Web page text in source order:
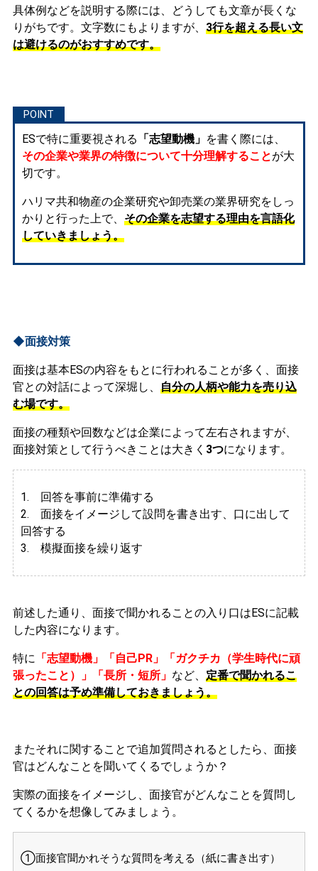
具体例などを説明する際には、どうしても文章が長くな
りがちです。文字数にもよりますが、 3行を超える長い文
は避けるのがおすすめです。
ESで特に重要視される 「志望動機」 を書く際には、
その企業や業界の特徴について十分理解することが大
切です。
ハリマ共和物産の企業研究や卸売業の業界研究をしっ
かりと行った上で、 その企業を志望する理由を言語化
していきましょう。
◆面接対策
面接は基本ESの内容をもとに行われることが多く、面接
官との対話によって深堀し、 自分の人柄や能力を売り込
む場です。
面接の種類や回数などは企業によって左右されますが、
面接対策として行うべきことは大きく 3つになります。
1. 回答を事前に準備する
2. 面接をイメージして設問を書き出す、口に出して
回答する
3. 模擬面接を繰り返す
前述した通り、面接で聞かれることの入り口はESに記載
した内容になります。
特に 「志望動機」「自己PR」「ガクチカ（学生時代に頑
張ったこと）」「長所・短所」 など、 定番で聞かれるこ
との回答は予め準備しておきましょう。
またそれに関することで追加質問されるとしたら、面接
官はどんなことを聞いてくるでしょうか？
実際の面接をイメージし、面接官がどんなことを質問し
てくるかを想像してみましょう。
①面接官聞かれそうな質問を考える（紙に書き出す）